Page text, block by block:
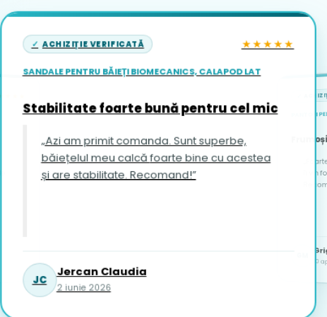
ACHIZIȚIE VERIFICATĂ ★★★★★
SANDALE PENTRU BĂIEȚI BIOMECANICS, CALAPOD LAT
Stabilitate foarte bună pentru cel mic
„Azi am primit comanda. Sunt superbe,
băiețelul meu calcă foarte bine cu acestea
și are stabilitate. Recomand!”
JC
Jercan Claudia
2 iunie 2026
PANTOFI
îi vin foarte bine
10